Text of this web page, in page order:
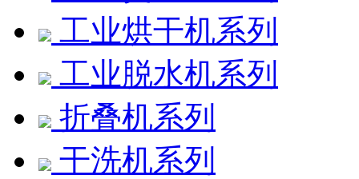
工业烘干机系列
工业脱水机系列
折叠机系列
干洗机系列